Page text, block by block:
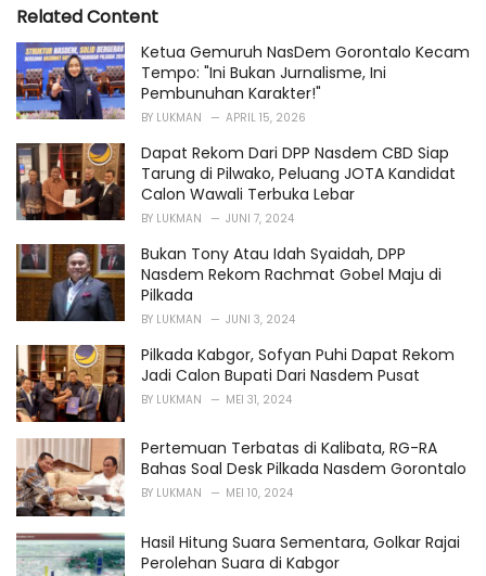
r
i
e
s
:
:Related Content
Ketua Gemuruh NasDem Gorontalo Kecam
Tempo: "Ini Bukan Jurnalisme, Ini
Pembunuhan Karakter!"
BY LUKMAN APRIL 15, 2026
Dapat Rekom Dari DPP Nasdem CBD Siap
Tarung di Pilwako, Peluang JOTA Kandidat
Calon Wawali Terbuka Lebar
BY LUKMAN JUNI 7, 2024
Bukan Tony Atau Idah Syaidah, DPP
Nasdem Rekom Rachmat Gobel Maju di
Pilkada
BY LUKMAN JUNI 3, 2024
Pilkada Kabgor, Sofyan Puhi Dapat Rekom
Jadi Calon Bupati Dari Nasdem Pusat
BY LUKMAN MEI 31, 2024
Pertemuan Terbatas di Kalibata, RG-RA
Bahas Soal Desk Pilkada Nasdem Gorontalo
BY LUKMAN MEI 10, 2024
Hasil Hitung Suara Sementara, Golkar Rajai
Perolehan Suara di Kabgor